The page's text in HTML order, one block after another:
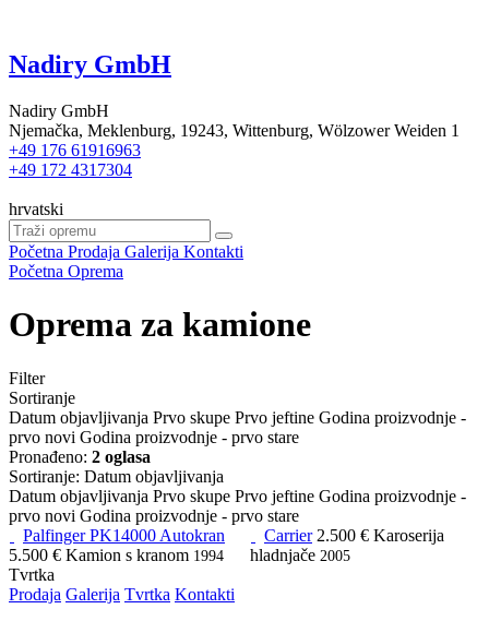
Nadiry GmbH
Nadiry GmbH
Njemačka, Meklenburg, 19243, Wittenburg, Wölzower Weiden 1
+49 176 61916963
+49 172 4317304
hrvatski
Početna Prodaja Galerija Kontakti
Početna Oprema
Oprema za kamione
Filter
Sortiranje
Datum objavljivanja Prvo skupe Prvo jeftine Godina proizvodnje -
prvo novi Godina proizvodnje - prvo stare
Pronađeno: 2 oglasa
Sortiranje: Datum objavljivanja
Datum objavljivanja Prvo skupe Prvo jeftine Godina proizvodnje -
prvo novi Godina proizvodnje - prvo stare
Palfinger PK14000 Autokran
5.500 € Kamion s kranom 1994
Carrier 2.500 € Karoserija
hladnjače 2005
Tvrtka
Prodaja Galerija Tvrtka Kontakti